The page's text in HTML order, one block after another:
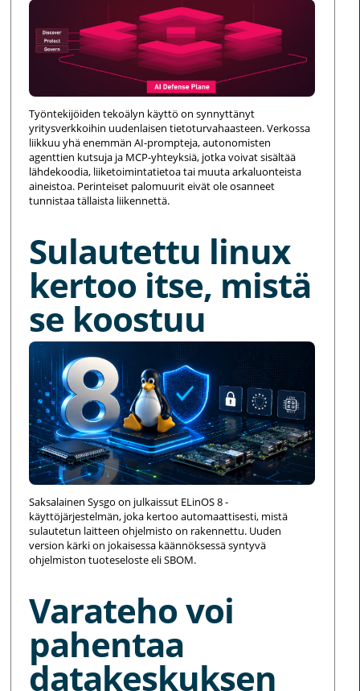
Työntekijöiden tekoälyn käyttö on synnyttänyt
yritysverkkoihin uudenlaisen tietoturvahaasteen. Verkossa
liikkuu yhä enemmän AI-prompteja, autonomisten
agenttien kutsuja ja MCP-yhteyksiä, jotka voivat sisältää
lähdekoodia, liiketoimintatietoa tai muuta arkaluonteista
aineistoa. Perinteiset palomuurit eivät ole osanneet
tunnistaa tällaista liikennettä.
Sulautettu linux
kertoo itse, mistä
se koostuu
Saksalainen Sysgo on julkaissut ELinOS 8 -
käyttöjärjestelmän, joka kertoo automaattisesti, mistä
sulautetun laitteen ohjelmisto on rakennettu. Uuden
version kärki on jokaisessa käännöksessä syntyvä
ohjelmiston tuoteseloste eli SBOM.
Varateho voi
pahentaa
datakeskuksen